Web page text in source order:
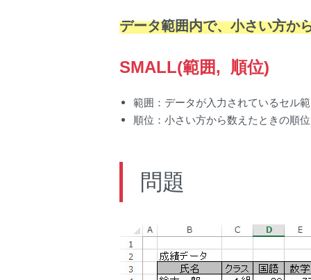
データ範囲内で、小さい方か
SMALL(範囲, 順位)
範囲：データが入力されているセル
順位：小さい方から数えたときの順
問題